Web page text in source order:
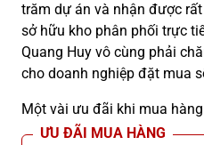
trăm dự án và nhận được
sở hữu kho phân phối trực
Quang Huy vô cùng phải
cho doanh nghiệp đặt mua
Một vài ưu đãi khi mua
ƯU ĐÃI MUA HÀNG